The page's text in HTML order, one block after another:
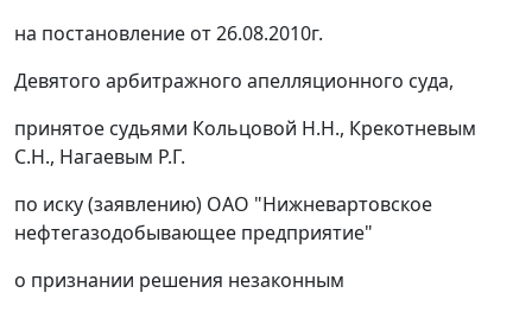
на постановление от 26.08.2010г.
Девятого арбитражного апелляционного суда,
принятое судьями Кольцовой Н.Н., Крекотневым
С.Н., Нагаевым Р.Г.
по иску (заявлению) ОАО "Нижневартовское
нефтегазодобывающее предприятие"
о признании решения незаконным